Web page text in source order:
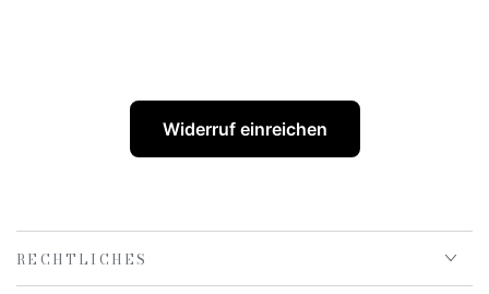
Widerruf einreichen
RECHTLICHES